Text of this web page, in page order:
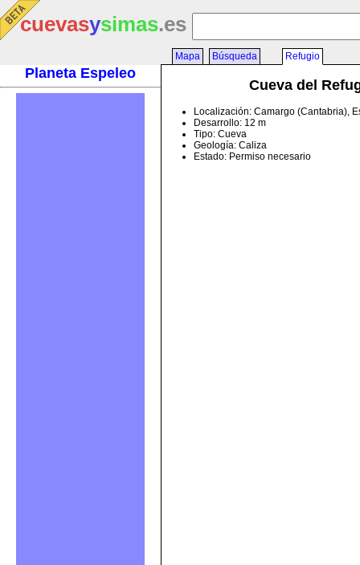
cuevasysimas.es
Planeta Espeleo
Mapa Búsqueda Refugio
Cueva del
Localización: Camargo (Cantabria),
Desarrollo: 12 m
Tipo: Cueva
Geología: Caliza
Estado: Permiso necesario